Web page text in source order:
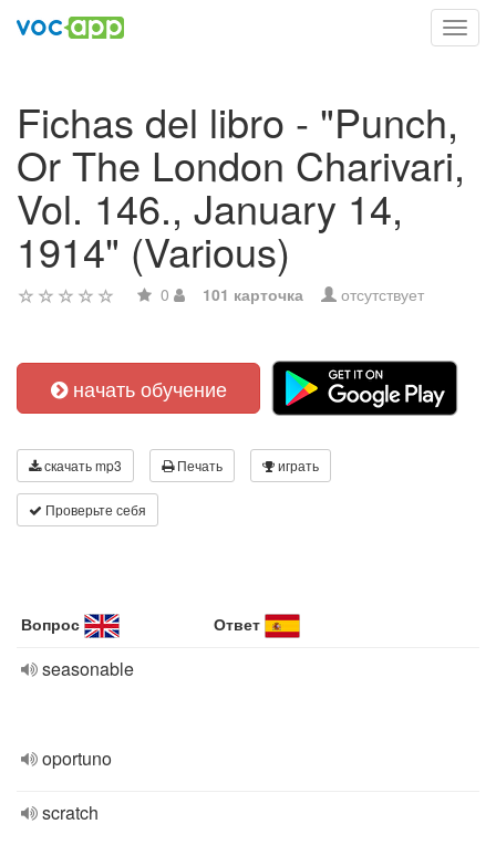
Fichas del libro - "Punch,
Or The London Charivari,
Vol. 146., January 14,
1914" (Various)
0 101 карточка отсутствует
начать обучение
скачать mp3 Печать играть
Проверьте себя
Вопрос Ответ
seasonable
oportuno
scratch